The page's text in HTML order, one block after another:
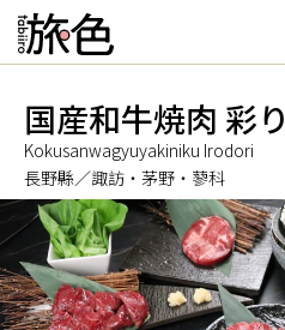
国産和牛焼肉 彩り
Kokusanwagyuyakiniku Irodori
長野縣／諏訪・茅野・蓼科